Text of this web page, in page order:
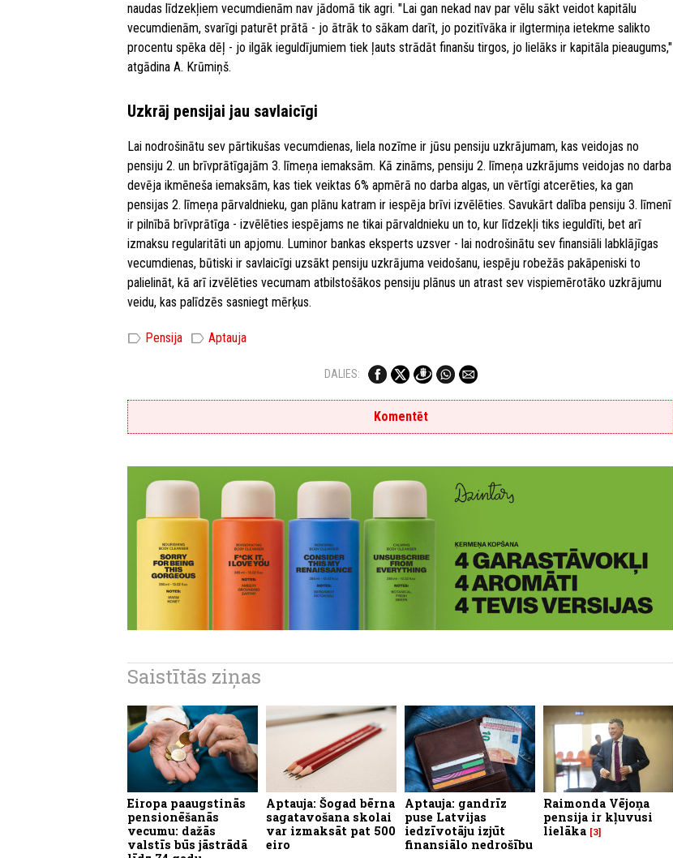
naudas līdzekļiem vecumdienām nav jādomā tik agri. "Lai gan nekad nav par vēlu sākt veidot kapitālu
vecumdienām, svarīgi paturēt prātā - jo ātrāk to sākam darīt, jo pozitīvāka ir ilgtermiņa ietekme salikto
procentu spēka dēļ - jo ilgāk ieguldījumiem tiek ļauts strādāt finanšu tirgos, jo lielāks ir kapitāla pieaugums,"
atgādina A. Krūmiņš.
Uzkrāj pensijai jau savlaicīgi
Lai nodrošinātu sev pārtikušas vecumdienas, liela nozīme ir jūsu pensiju uzkrājumam, kas veidojas no
pensiju 2. un brīvprātīgajām 3. līmeņa iemaksām. Kā zināms, pensiju 2. līmeņa uzkrājums veidojas no darba
devēja ikmēneša iemaksām, kas tiek veiktas 6% apmērā no darba algas, un vērtīgi atcerēties, ka gan
pensijas 2. līmeņa pārvaldnieku, gan plānu katram ir iespēja brīvi izvēlēties. Savukārt dalība pensiju 3. līmenī
ir pilnībā brīvprātīga - izvēlēties iespējams ne tikai pārvaldnieku un to, kur līdzekļi tiks ieguldīti, bet arī
izmaksu regularitāti un apjomu. Luminor bankas eksperts uzsver - lai nodrošinātu sev finansiāli labklājīgas
vecumdienas, būtiski ir savlaicīgi uzsākt pensiju uzkrājuma veidošanu, iespēju robežās pakāpeniski to
palielināt, kā arī izvēlēties vecumam atbilstošākos pensiju plānus un atrast sev vispiemērotāko uzkrājumu
veidu, kas palīdzēs sasniegt mērķus.
label Pensija label Aptauja
DALIES:
Komentēt
Saistītās ziņas
Eiropa paaugstinās
pensionēšanās
vecumu: dažās
valstīs būs jāstrādā
Aptauja: Šogad bērna
sagatavošana skolai
var izmaksāt pat 500
eiro
Aptauja: gandrīz
puse Latvijas
iedzīvotāju izjūt
finansiālo nedrošību
Raimonda Vējoņa
pensija ir kļuvusi
lielāka 3